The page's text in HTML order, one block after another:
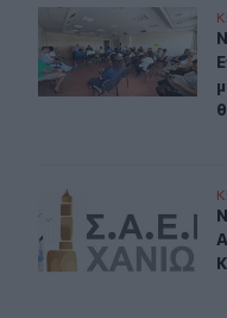
Νοσοκομείο Αγ.
Νέες ειδικότητες